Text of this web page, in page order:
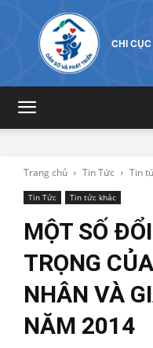
CHI
Trang chủ Tin Tức Tin
Tin Tức Tin tức khác
MỘT SỐ
TRỌNG
NHÂN VÀ
NĂM 2014